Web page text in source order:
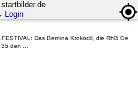
Login
Das Bernina Krokodil, die RhB Ge
den ...